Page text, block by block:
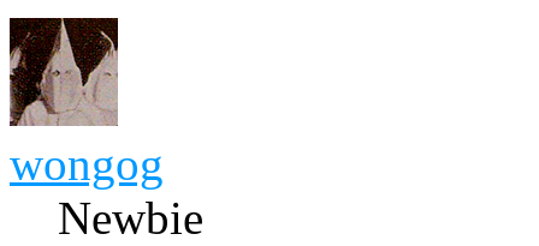
wongog
Newbie